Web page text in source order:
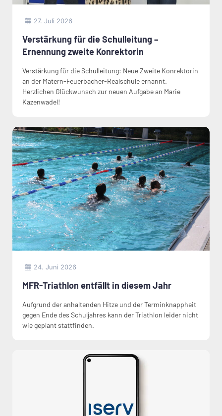
27. Juli 2026
Verstärkung für die Schulleitung –
Ernennung zweite Konrektorin
Verstärkung für die Schulleitung: Neue Zweite Konrektorin
an der Matern-Feuerbacher-Realschule ernannt.
Herzlichen Glückwunsch zur neuen Aufgabe an Marie
Kazenwadel!
24. Juni 2026
MFR-Triathlon entfällt in diesem Jahr
Aufgrund der anhaltenden Hitze und der Terminknappheit
gegen Ende des Schuljahres kann der Triathlon leider nicht
wie geplant stattfinden.